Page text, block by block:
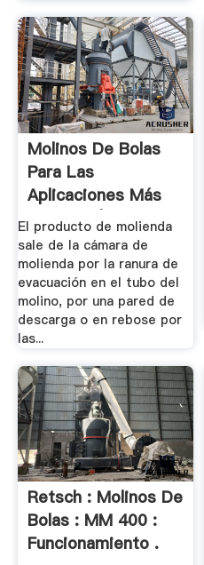
Molinos De Bolas
Para Las
Aplicaciones Más
Diversas |.
El producto de molienda
sale de la cámara de
molienda por la ranura de
evacuación en el tubo del
molino, por una pared de
descarga o en rebose por
las...
Retsch : Molinos De
Bolas : MM 400 :
Funcionamiento .